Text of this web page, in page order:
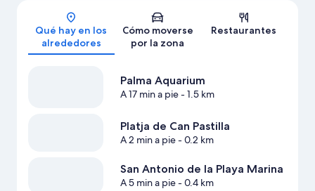
Qué hay en los
alrededores
Cómo moverse
por la zona
Restaurantes
Palma Aquarium
A 17 min a pie- 1.5 km
Platja de Can Pastilla
A 2 min a pie- 0.2 km
San Antonio de la Playa Marina
A 5 min a pie- 0.4 km